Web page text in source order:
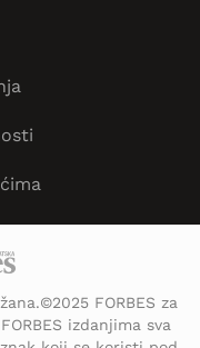
FORBES za
izdanjima sva